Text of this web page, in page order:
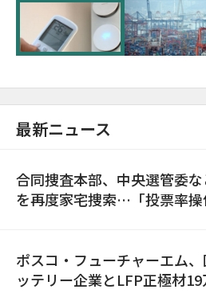
に需給対応体制を点検
最新ニュース
合同捜査本部、中央選管委
を再度家宅捜索…「投票率操
ポスコ・フューチャーエム
ッテリー企業とLFP正極材19